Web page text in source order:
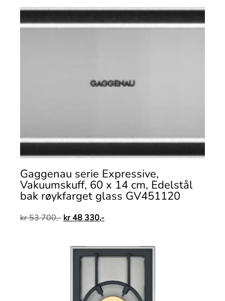
Gaggenau serie Expressive,
Vakuumskuff, 60 x 14 cm, Edelstål
bak røykfarget glass GV451120
kr53 700,- kr48 330,-